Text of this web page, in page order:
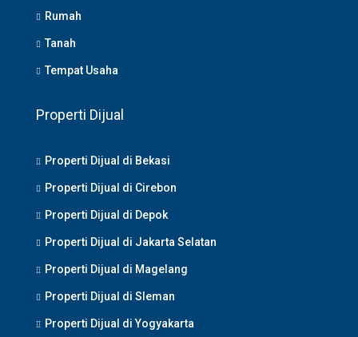
Rumah
Tanah
Tempat Usaha
Properti Dijual
Properti Dijual di Bekasi
Properti Dijual di Cirebon
Properti Dijual di Depok
Properti Dijual di Jakarta Selatan
Properti Dijual di Magelang
Properti Dijual di Sleman
Properti Dijual di Yogyakarta